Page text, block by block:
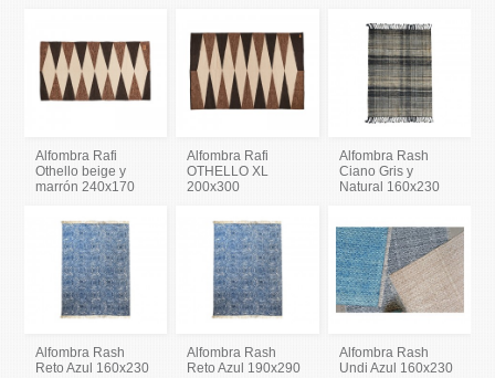
Alfombra Rafi
Othello beige y
marrón 240x170
Alfombra Rafi
OTHELLO XL
200x300
Alfombra Rash
Ciano Gris y
Natural 160x230
Alfombra Rash
Reto Azul 160x230
Alfombra Rash
Reto Azul 190x290
Alfombra Rash
Undi Azul 160x230